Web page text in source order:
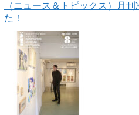
（ニュース＆トピックス）月
た！